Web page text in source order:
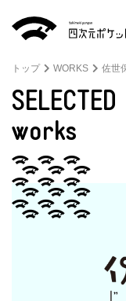
トップ WORKS 佐世
SELECTED
works